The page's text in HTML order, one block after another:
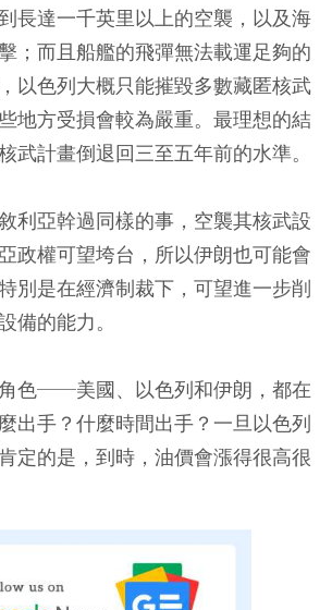
長達一千英里以上的空襲，以及海
；而且船艦的飛彈無法載運足夠的
以色列大概只能摧毀多數藏匿核武
地方受損會較為嚴重。最理想的結
武計畫倒退回三至五年前的水準。
利亞幹過同樣的事，空襲其核武設
政權可望垮台，所以伊朗也可能會
別是在經濟制裁下，可望進一步削
備的能力。
色──美國、以色列和伊朗，都在
出手？什麼時間出手？一旦以色列
定的是，到時，油價會漲得很高很